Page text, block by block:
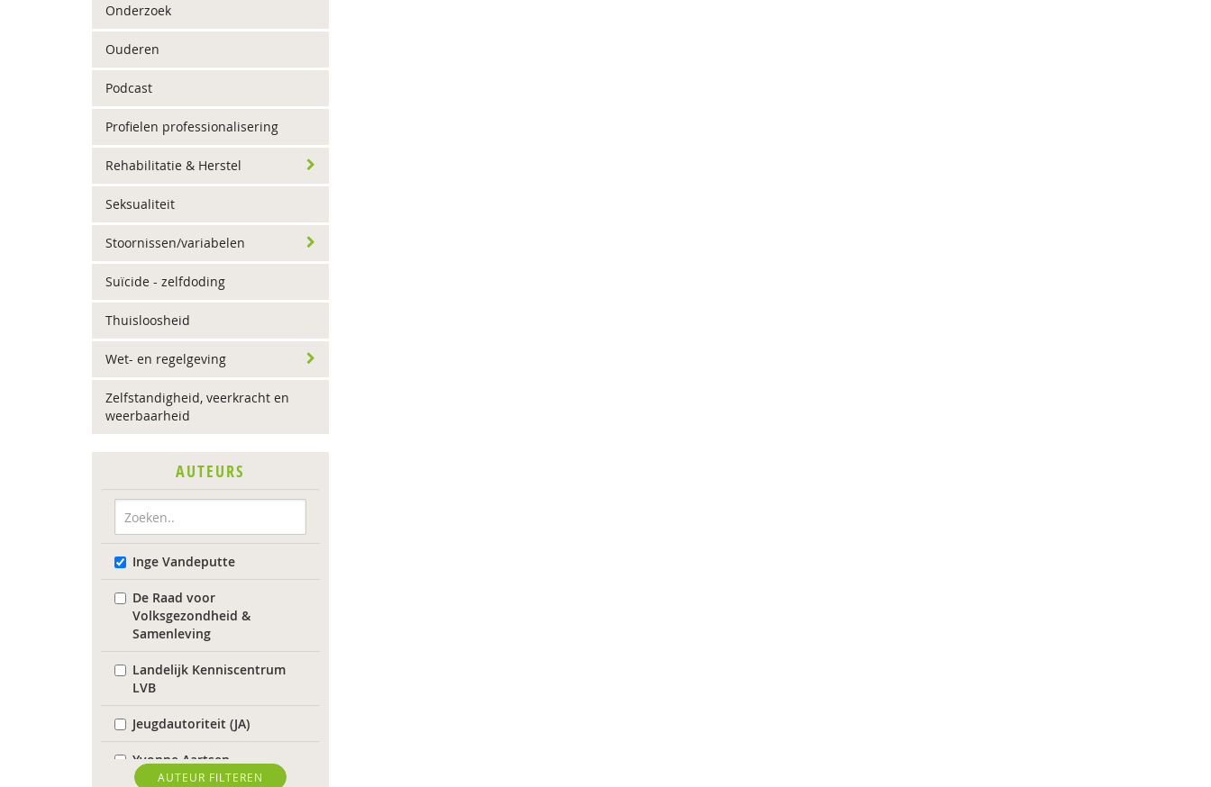
Onderzoek
Ouderen
Podcast
Profielen professionalisering
Rehabilitatie & Herstel
Seksualiteit
Stoornissen/variabelen
Suïcide - zelfdoding
Thuisloosheid
Wet- en regelgeving
Zelfstandigheid, veerkracht en
weerbaarheid
AUTEURS
Inge Vandeputte
De Raad voor
Volksgezondheid &
Samenleving
Landelijk Kenniscentrum
LVB
Jeugdautoriteit (JA)
Yvonne Aartsen
AUTEUR FILTEREN